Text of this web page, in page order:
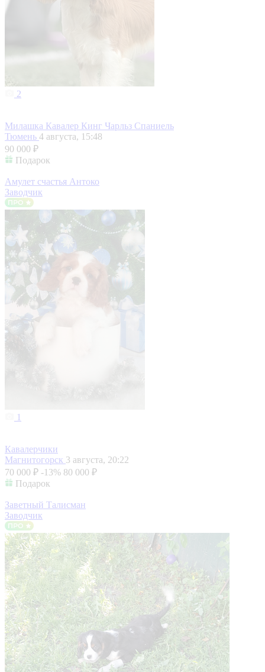
2
Милашка Кавалер Кинг Чарльз Спаниель
Тюмень 4 августа, 15:48
90 000 ₽
Подарок
Амулет счастья Антоко
Заводчик
1
Кавалерчики
Магнитогорск 3 августа, 20:22
70 000 ₽ -13% 80 000 ₽
Подарок
Заветный Талисман
Заводчик